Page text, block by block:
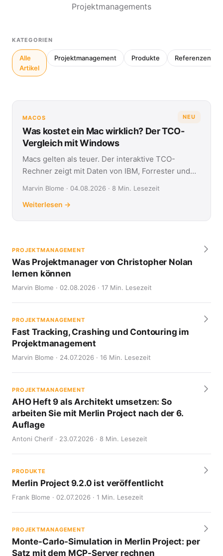
Projektmanagements
KATEGORIEN
Alle
Artikel
Projektmanagement Produkte Referenzen
NEU
MACOS
Was kostet ein Mac wirklich? Der TCO-
Vergleich mit Windows
Macs gelten als teuer. Der interaktive TCO-
Rechner zeigt mit Daten von IBM, Forrester und
Marvin Blome · 04.08.2026 · 8 Min. Lesezeit
Weiterlesen →
PROJEKTMANAGEMENT
Was Projektmanager von Christopher Nolan
lernen können
Marvin Blome · 02.08.2026 · 17 Min. Lesezeit
PROJEKTMANAGEMENT
Fast Tracking, Crashing und Contouring im
Projektmanagement
Marvin Blome · 24.07.2026 · 16 Min. Lesezeit
PROJEKTMANAGEMENT
AHO Heft 9 als Architekt umsetzen: So
arbeiten Sie mit Merlin Project nach der 6.
Auflage
Antoni Cherif · 23.07.2026 · 8 Min. Lesezeit
PRODUKTE
Merlin Project 9.2.0 ist veröffentlicht
Frank Blome · 02.07.2026 · 1 Min. Lesezeit
PROJEKTMANAGEMENT
Monte-Carlo-Simulation in Merlin Project: per
Satz mit dem MCP-Server rechnen